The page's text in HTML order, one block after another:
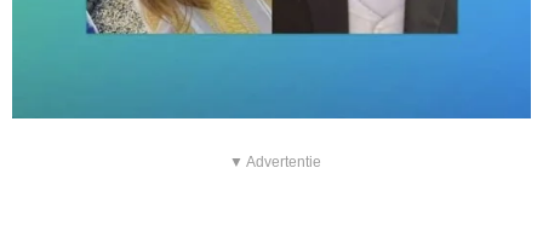
▼ Advertentie